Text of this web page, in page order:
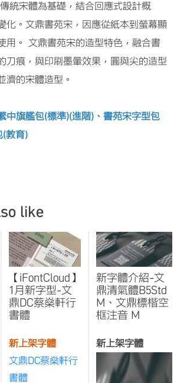
統宋體為基礎，結合回應式設計概
化。文鼎書苑宋，因應從紙本到螢幕顯
用。 文鼎書苑宋的造型特色，融合書
刀痕，與印刷墨暈效果，圓與尖的造型
濟的宋體造型。
中旗艦包(標準)(進階)、書苑宋字型包
(教育)
like
【iFontCloud】
1月新字型-文
鼎DC蔡燊軒行
書體
新上架字體
文鼎DC蔡燊軒行
書體
新字體介紹-文
鼎清氣體B5Std
M、文鼎標楷空
框注音 M
新上架字體